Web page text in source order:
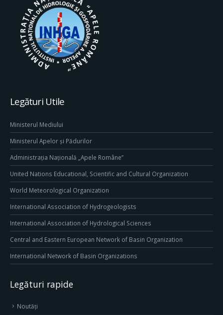
Legături Utile
Ministerul Mediului
Ministerul Apelor și Pădurilor
Administrația Națională „Apele Române”
United Nations Educational, Scientific and Cultural Organization
World Meteorological Organization
International Association of Hydrogeologists
International Association of Hydrological Sciences
Central and Eastern European Network of Basin Organization
International Network of Basin Organizations
Legături rapide
Noutăți